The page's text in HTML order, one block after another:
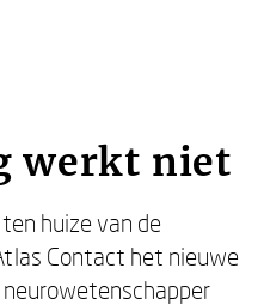
werkt niet
huize van de
Contact het nieuwe